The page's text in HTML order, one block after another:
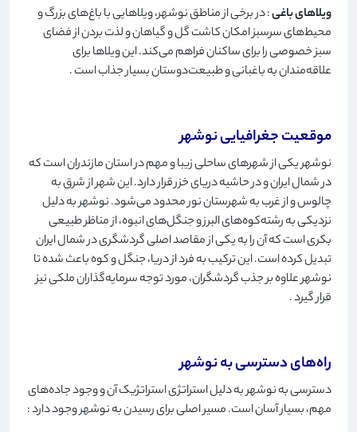
ویلاهای باغی: در برخی از مناطق نوشهر، ویلاهایی با باغ‌های بزرگ و
محیط‌های سرسبز امکان کاشت گل و گیاهان و لذت بردن از فضای
سبز خصوصی را برای ساکنان فراهم می‌کند. این ویلاها برای
علاقه‌مندان به باغبانی و طبیعت‌دوستان بسیار جذاب است.
موقعیت جغرافیایی نوشهر
نوشهر یکی از شهرهای ساحلی زیبا و مهم در استان مازندران است که
در شمال ایران و در حاشیه دریای خزر قرار دارد. این شهر از شرق به
چالوس و از غرب به شهرستان نور محدود می‌شود. نوشهر به دلیل
نزدیکی به رشته‌کوه‌های البرز و جنگل‌های انبوه، از مناظر طبیعی
بکری است که آن را به یکی از مقاصد اصلی گردشگری در شمال ایران
تبدیل کرده است. این ترکیب به فرد از دریا، جنگل و کوه باعث شده تا
نوشهر علاوه بر جذب گردشگران، مورد توجه سرمایه‌گذاران ملکی نیز
قرار گیرد.
راه‌های دسترسی به نوشهر
دسترسی به نوشهر به دلیل استراتژی استراتژیک آن و وجود جاده‌های
مهم، بسیار آسان است. مسیر اصلی برای رسیدن به نوشهر وجود دارد: